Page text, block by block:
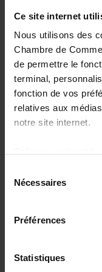
Ce site internet
Nous utilisons des
Chambre de
de permettre le
terminal,
fonction de vos
relatives aux
notre site internet.
à l’exception des
fonctionnement du
cookies est
dessus.
Il est précisé que la
fonctionnalités (ex
Nécessaires
Préférences
Statistiques
entrepreneurs.
Comment?
«Comment établir
vous informera sur
et les démarches à
Programme
entrepreneurs
Comprendre la